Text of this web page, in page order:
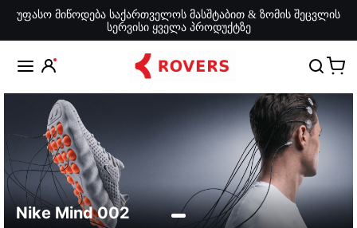
უფასო მიწოდება საქართველოს მასშტაბით & ზომის შეცვლის
სერვისი ყველა პროდუქტზე
Nike Mind 002